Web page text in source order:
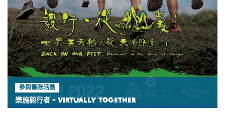
參與籌款活動
樂施毅行者 - VIRTUALLY TOGETHER